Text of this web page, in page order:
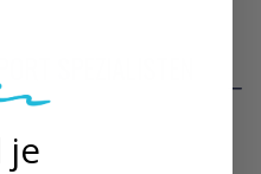
SPEZIALISTEN
je